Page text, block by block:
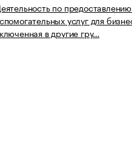
по
услуг для
в другие гру…